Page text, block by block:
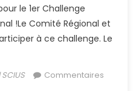
le 1er Challenge
!Le Comité Régional et
à ce challenge. Le
Commentaires